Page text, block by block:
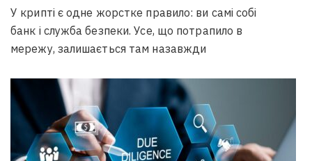
У крипті є одне жорстке правило: ви самі собі
банк і служба безпеки. Усе, що потрапило в
мережу, залишається там назавжди